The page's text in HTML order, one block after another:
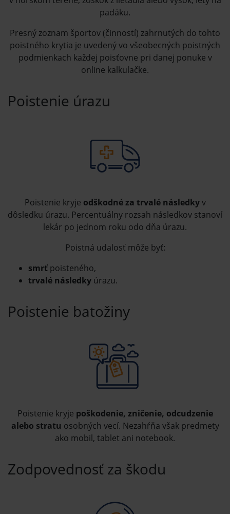
padáku.
Presný zoznam športov (činností) zahrnutých do tohto
poistného krytia je uvedený vo všeobecných poistných
podmienkach každej poisťovne pri danej ponuke v
online kalkulačke.
Poistenie úrazu
Poistenie kryje odškodné za trvalé následkyv
dôsledku úrazu. Percentuálny rozsah následkov stanoví
lekár po jednom roku odo dňa úrazu.
Poistná udalosť môže byť:
smrť poisteného,
trvalé následky úrazu.
Poistenie batožiny
Poistenie kryje poškodenie, zničenie, odcudzenie
alebo stratu osobných vecí. Nezahŕňa však predmety
ako mobil, tablet ani notebook.
Zodpovednosť za škodu